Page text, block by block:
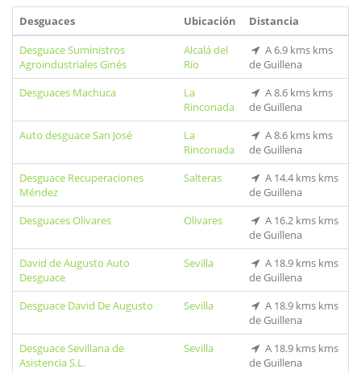
Desguaces Ubicación
Distancia
Desguace Suministros
Agroindustriales Ginés
Alcalá del
Río
A 6.9 kms kms
de Guillena
Desguaces Machuca
La
Rinconada
A 8.6 kms kms
de Guillena
Auto desguace San José
La
Rinconada
A 8.6 kms kms
de Guillena
Desguace Recuperaciones
Méndez
Salteras
A 14.4 kms kms
de Guillena
Desguaces Olivares
Olivares
A 16.2 kms kms
de Guillena
David de Augusto Auto
Desguace
Sevilla
A 18.9 kms kms
de Guillena
Desguace David De Augusto
Sevilla
A 18.9 kms kms
de Guillena
Desguace Sevillana de
Asistencia S.L.
Sevilla
A 18.9 kms kms
de Guillena